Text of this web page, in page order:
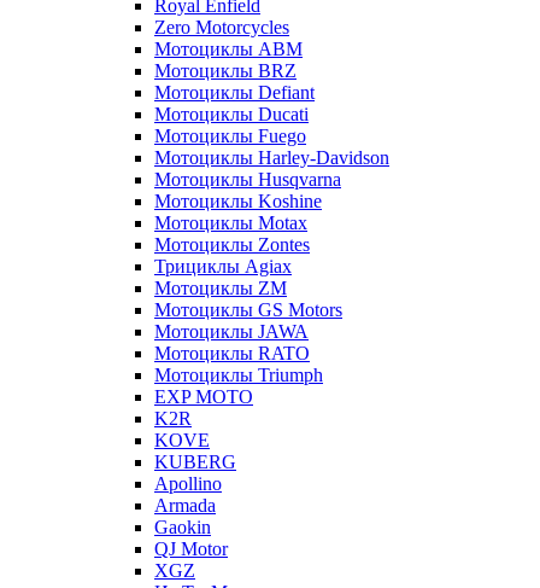
Royal Enfield
Zero Motorcycles
Мотоциклы ABM
Мотоциклы BRZ
Мотоциклы Defiant
Мотоциклы Ducati
Мотоциклы Fuego
Мотоциклы Harley-Davidson
Мотоциклы Husqvarna
Мотоциклы Koshine
Мотоциклы Motax
Мотоциклы Zontes
Трициклы Agiax
Мотоциклы ZM
Мотоциклы GS Motors
Мотоциклы JAWA
Мотоциклы RATO
Мотоциклы Triumph
EXP MOTO
K2R
KOVE
KUBERG
Apollino
Armada
Gaokin
QJ Motor
XGZ